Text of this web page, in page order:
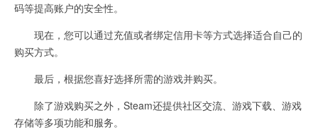
码等提高账户的安全性。
现在，您可以通过充值或者绑定信用卡等方式选择适合自己的
购买方式。
最后，根据您喜好选择所需的游戏并购买。
除了游戏购买之外，Steam还提供社区交流、游戏下载、游戏
存储等多项功能和服务。